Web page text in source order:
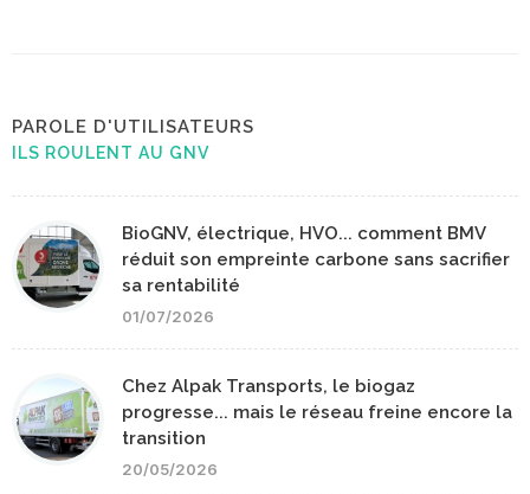
PAROLE D'UTILISATEURS
ILS ROULENT AU GNV
BioGNV, électrique, HVO... comment BMV
réduit son empreinte carbone sans sacrifier
sa rentabilité
01/07/2026
Chez Alpak Transports, le biogaz
progresse... mais le réseau freine encore la
transition
20/05/2026